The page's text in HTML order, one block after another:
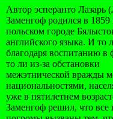
Автор эсперанто
Заменгоф родился в 1859
польском городе
английского языка. И то
благодаря воспитанию в
то ли из-за обстановки
межэтнической вражды
национальностями,
уже в пятилетнем
Заменгоф решил, что